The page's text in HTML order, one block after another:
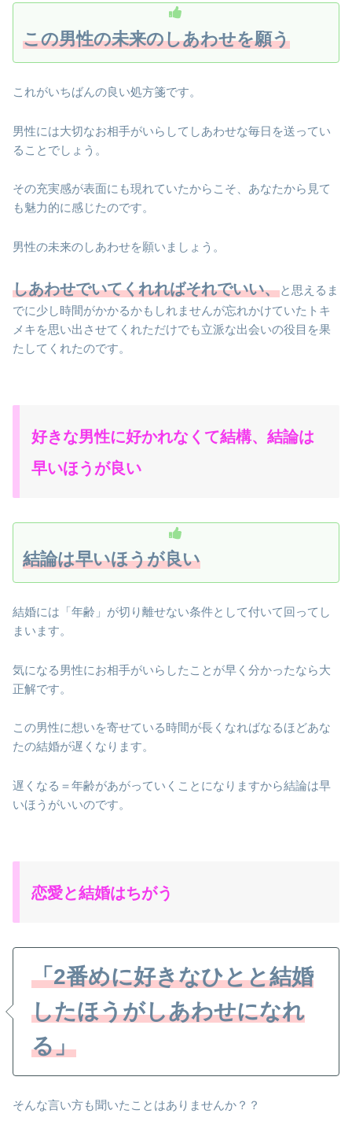
この男性の未来のしあわせを願う
これがいちばんの良い処方箋です。
男性には大切なお相手がいらしてしあわせな毎日を送ってい
ることでしょう。
その充実感が表面にも現れていたからこそ、あなたから見て
も魅力的に感じたのです。
男性の未来のしあわせを願いましょう。
しあわせでいてくれればそれでいい、と思えるま
でに少し時間がかかるかもしれませんが忘れかけていたトキ
メキを思い出させてくれただけでも立派な出会いの役目を果
たしてくれたのです。
好きな男性に好かれなくて結構、結論は
早いほうが良い
結論は早いほうが良い
結婚には「年齢」が切り離せない条件として付いて回ってし
まいます。
気になる男性にお相手がいらしたことが早く分かったなら大
正解です。
この男性に想いを寄せている時間が長くなればなるほどあな
たの結婚が遅くなります。
遅くなる＝年齢があがっていくことになりますから結論は早
いほうがいいのです。
恋愛と結婚はちがう
「2番めに好きなひとと結婚
したほうがしあわせになれ
る」
そんな言い方も聞いたことはありませんか？？